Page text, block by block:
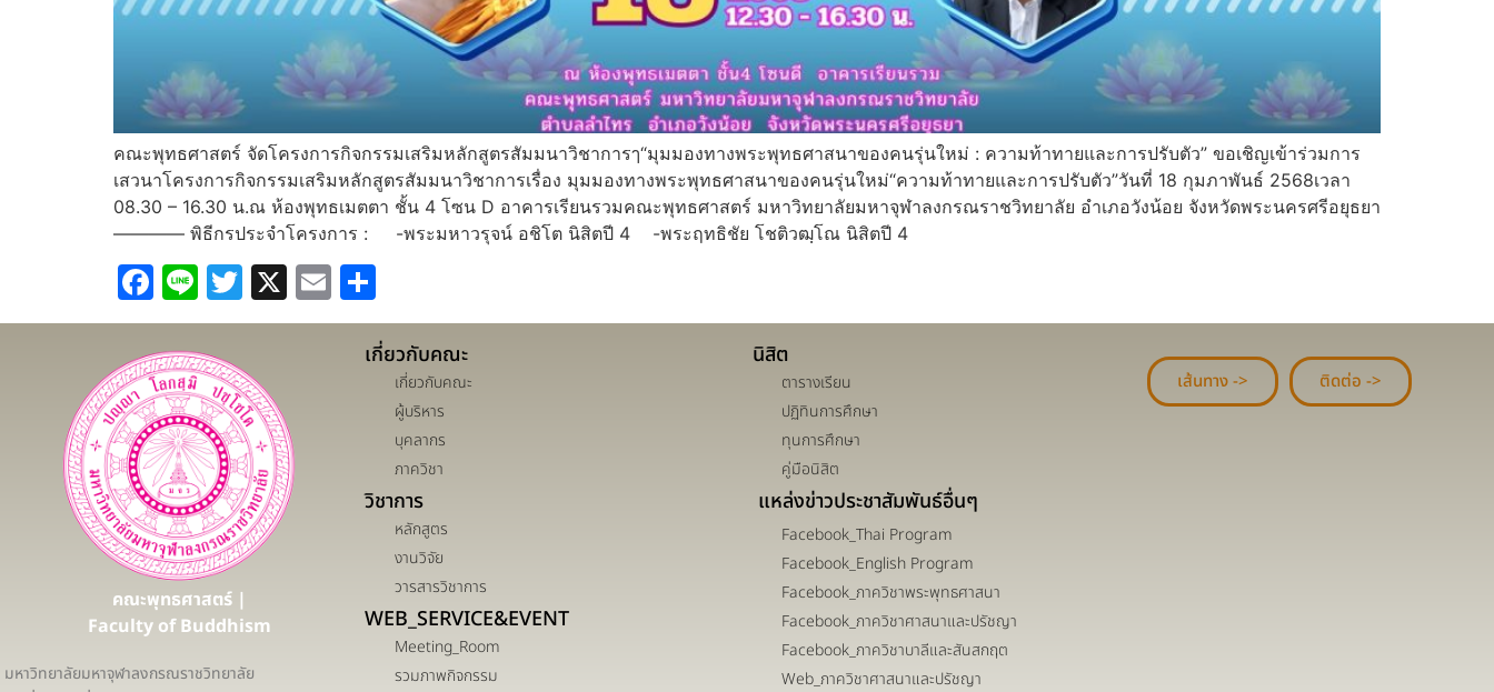
คณะพุทธศาสตร์ จัดโครงการกิจกรรมเสริมหลักสูตรสัมมนาวิชาการๅ“มุมมองทางพระพุทธศาสนาของคนรุ่นใหม่ : ความท้าทายและการปรับตัว” ขอเชิญเข้าร่วมการ
เสวนาโครงการกิจกรรมเสริมหลักสูตรสัมมนาวิชาการเรื่อง มุมมองทางพระพุทธศาสนาของคนรุ่นใหม่“ความท้าทายและการปรับตัว”วันที่ 18 กุมภาพันธ์ 2568เวลา
08.30 – 16.30 น.ณ ห้องพุทธเมตตา ชั้น 4 โซน D อาคารเรียนรวมคณะพุทธศาสตร์ มหาวิทยาลัยมหาจุฬาลงกรณราชวิทยาลัย อำเภอวังน้อย จังหวัดพระนครศรีอยุธยา
———— พิธีกรประจำโครงการ : -พระมหาวรุจน์ อชิโต นิสิตปี 4 -พระฤทธิชัย โชติวฒฺโณ นิสิตปี 4
Facebook
LineTwitter
X Email
คณะพุทธศาสตร์ |
Faculty of Buddhism
มหาวิทยาลัยมหาจุฬาลงกรณราชวิทยาลัย
เกี่ยวกับคณะ
เกี่ยวกับคณะ
ผู้บริหาร
บุคลากร
ภาควิชา
วิชาการ
หลักสูตร
งานวิจัย
วารสารวิชาการ
WEB_SERVICE&EVENT
Meeting_Room
รวมภาพกิจกรรม
นิสิต
ตารางเรียน
ปฏิทินการศึกษา
ทุนการศึกษา
คู่มือนิสิต
แหล่งข่าวประชาสัมพันธ์อื่นๆ
Facebook_Thai Program
Facebook_English Program
Facebook_ภาควิชาพระพุทธศาสนา
Facebook_ภาควิชาศาสนาและปรัชญา
Facebook_ภาควิชาบาลีและสันสกฤต
Web_ภาควิชาศาสนาและปรัชญา
เส้นทาง -> ติดต่อ ->